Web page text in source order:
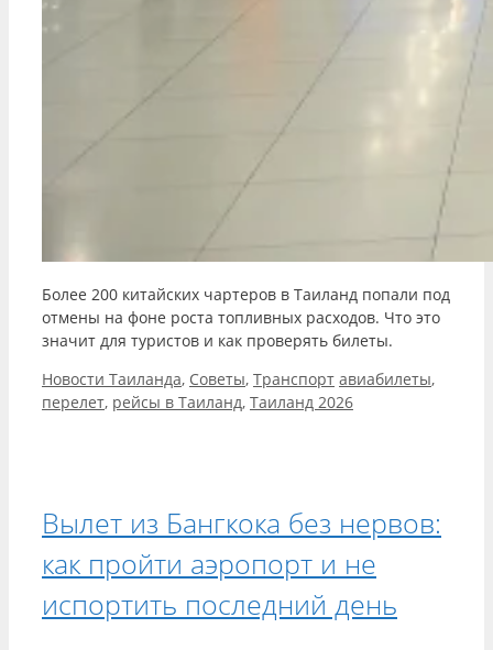
Более 200 китайских чартеров в Таиланд попали под
отмены на фоне роста топливных расходов. Что это
значит для туристов и как проверять билеты.
Рубрики
Новости Таиланда, Советы, Транспорт Метки
авиабилеты,
перелет, рейсы в Таиланд, Таиланд 2026
Вылет из Бангкока без нервов:
как пройти аэропорт и не
испортить последний день